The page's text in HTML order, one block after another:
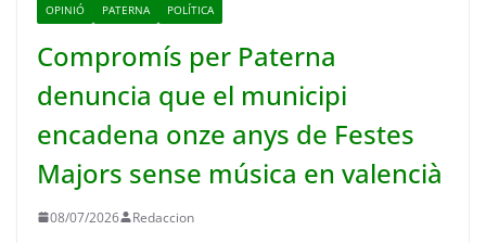
OPINIÓ
PATERNA POLÍTICA
Compromís per Paterna
denuncia que el municipi
encadena onze anys de Festes
Majors sense música en valencià
08/07/2026 Redaccion